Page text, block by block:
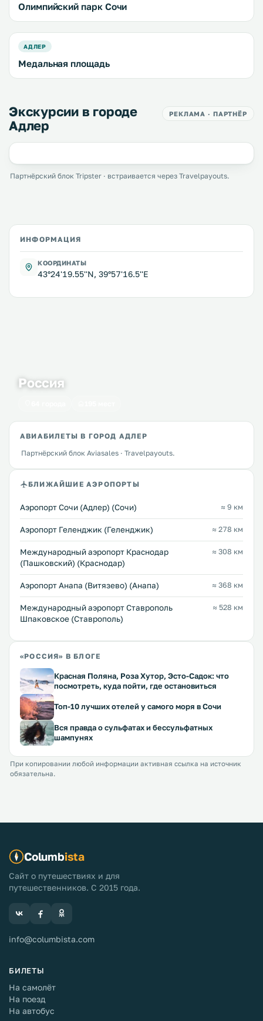
Олимпийский парк Сочи
АДЛЕР
Медальная площадь
Экскурсии в городе
Адлер
РЕКЛАМА · ПАРТНЁР
Партнёрский блок Tripster · встраивается через Travelpayouts.
ИНФОРМАЦИЯ
КООРДИНАТЫ
43°24'19.55''N, 39°57'16.5''E
Россия
АВИАБИЛЕТЫ В ГОРОД АДЛЕР
Партнёрский блок Aviasales · Travelpayouts.
БЛИЖАЙШИЕ АЭРОПОРТЫ
Аэропорт Сочи (Адлер) (Сочи) ≈ 9 км
Аэропорт Геленджик (Геленджик) ≈ 278 км
Международный аэропорт Краснодар
(Пашковский) (Краснодар)
≈ 308 км
Аэропорт Анапа (Витязево) (Анапа) ≈ 368 км
Международный аэропорт Ставрополь
Шпаковское (Ставрополь)
≈ 528 км
«РОССИЯ» В БЛОГЕ
Красная Поляна, Роза Хутор, Эсто-Садок: что
посмотреть, куда пойти, где остановиться
Топ-10 лучших отелей у самого моря в Сочи
Вся правда о сульфатах и бессульфатных
шампунях
При копировании любой информации активная ссылка на источник
обязательна.
Columbista
Сайт о путешествиях и для
путешественников. С 2015 года.
info@columbista.com
БИЛЕТЫ
На самолёт
На поезд
На автобус